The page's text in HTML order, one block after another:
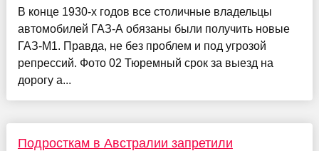
В конце 1930-х годов все столичные владельцы
автомобилей ГАЗ-А обязаны были получить новые
ГАЗ-М1. Правда, не без проблем и под угрозой
репрессий. Фото 02 Тюремный срок за выезд на
дорогу а...
Подросткам в Австралии запретили